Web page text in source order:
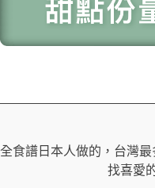
全食譜日本人做的，台灣
找喜愛